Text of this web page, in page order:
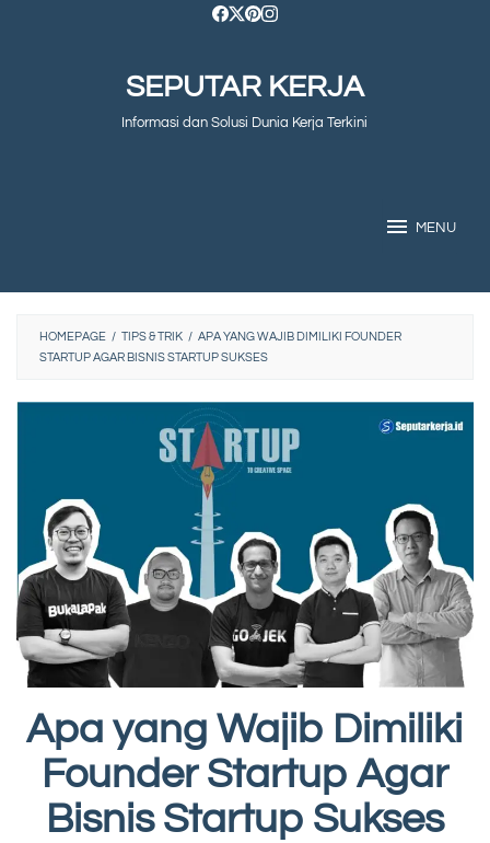
SEPUTAR KERJA
Informasi dan Solusi Dunia Kerja Terkini
MENU
HOMEPAGE / TIPS & TRIK / APA YANG WAJIB DIMILIKI FOUNDER
STARTUP AGAR BISNIS STARTUP SUKSES
Apa yang Wajib Dimiliki
Founder Startup Agar
Bisnis Startup Sukses